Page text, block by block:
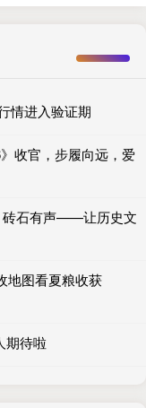
情进入验证期
收官，步履向远，爱
砖石有声——让历史文
地图看夏粮收获
期待啦